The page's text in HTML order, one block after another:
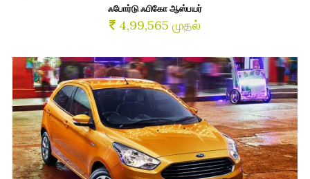
ஃபோர்டு ஃபிகோ ஆஸ்பயர்
4,99,565 முதல்